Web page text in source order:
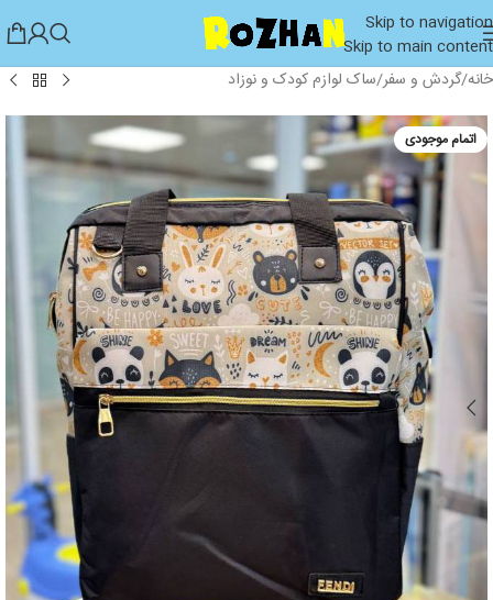
Skip to navigation
Skip to main content
خانه/گردش و سفر/ساک لوازم کودک و نوزاد
اتمام موجودی